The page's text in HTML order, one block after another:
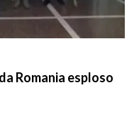
Romania esploso